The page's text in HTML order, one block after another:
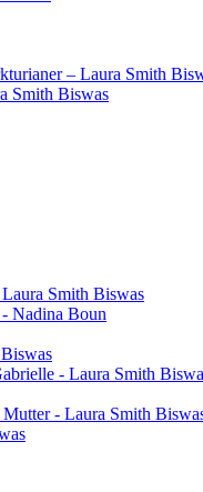
– Laura Smith
Smith Biswas
Smith Biswas
Nadina Boun
- Laura Smith
- Laura Smith